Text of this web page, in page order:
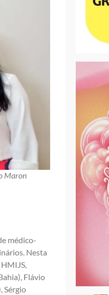
Maron
médico-
Nesta
Flávio
Sérgio